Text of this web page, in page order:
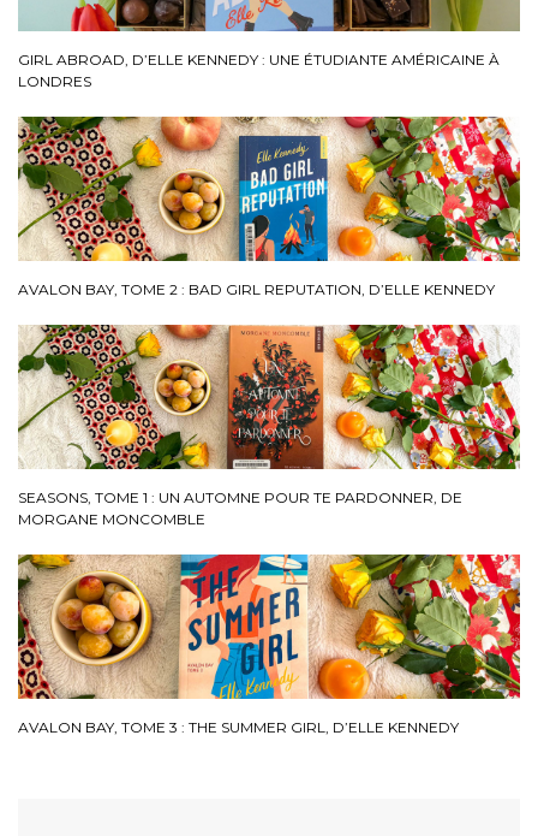
GIRL ABROAD, D’ELLE KENNEDY : UNE ÉTUDIANTE AMÉRICAINE À
LONDRES
AVALON BAY, TOME 2 : BAD GIRL REPUTATION, D’ELLE KENNEDY
SEASONS, TOME 1 : UN AUTOMNE POUR TE PARDONNER, DE
MORGANE MONCOMBLE
AVALON BAY, TOME 3 : THE SUMMER GIRL, D’ELLE KENNEDY